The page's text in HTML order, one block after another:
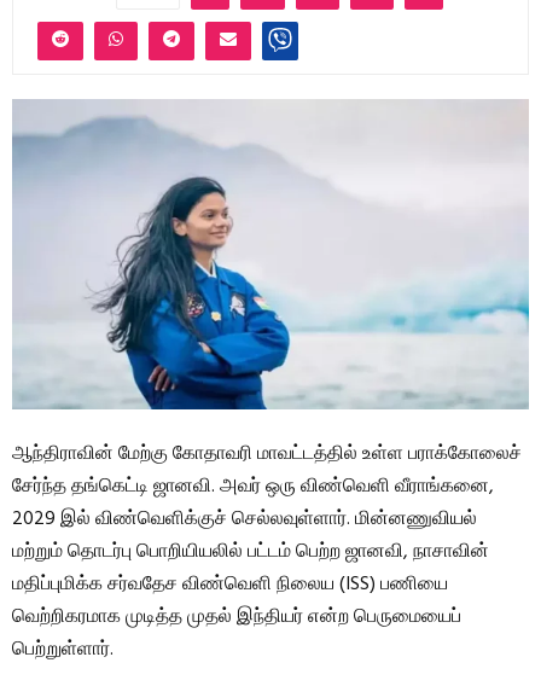
ஆந்திராவின் மேற்கு கோதாவரி மாவட்டத்தில் உள்ள பராக்கோலைச்
சேர்ந்த தங்கெட்டி ஜானவி. அவர் ஒரு விண்வெளி வீராங்கனை,
2029 இல் விண்வெளிக்குச் செல்லவுள்ளார். மின்னணுவியல்
மற்றும் தொடர்பு பொறியியலில் பட்டம் பெற்ற ஜானவி, நாசாவின்
மதிப்புமிக்க சர்வதேச விண்வெளி நிலைய (ISS) பணியை
வெற்றிகரமாக முடித்த முதல் இந்தியர் என்ற பெருமையைப்
பெற்றுள்ளார்.